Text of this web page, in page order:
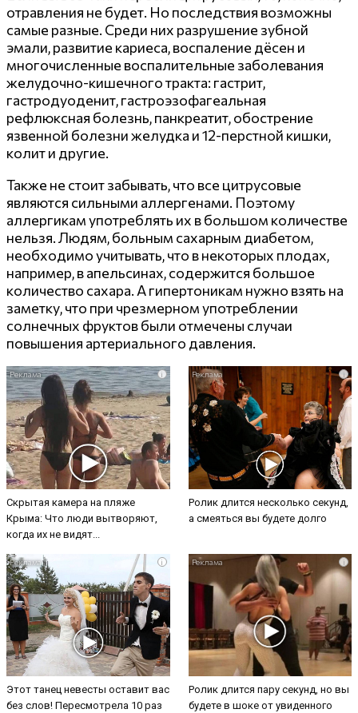
отравления не будет. Но последствия возможны
самые разные. Среди них разрушение зубной
эмали, развитие кариеса, воспаление дёсен и
многочисленные воспалительные заболевания
желудочно-кишечного тракта: гастрит,
гастродуоденит, гастроэзофагеальная
рефлюксная болезнь, панкреатит, обострение
язвенной болезни желудка и 12-перстной кишки,
колит и другие.
Также не стоит забывать, что все цитрусовые
являются сильными аллергенами. Поэтому
аллергикам употреблять их в большом количестве
нельзя. Людям, больным сахарным диабетом,
необходимо учитывать, что в некоторых плодах,
например, в апельсинах, содержится большое
количество сахара. А гипертоникам нужно взять на
заметку, что при чрезмерном употреблении
солнечных фруктов были отмечены случаи
повышения артериального давления.
i
Скрытая камера на пляже
Крыма: Что люди вытворяют,
когда их не видят...
i
Ролик длится несколько секунд,
а смеяться вы будете долго
i
Этот танец невесты оставит вас
без слов! Пересмотрела 10 раз
i
Ролик длится пару секунд, но вы
будете в шоке от увиденного